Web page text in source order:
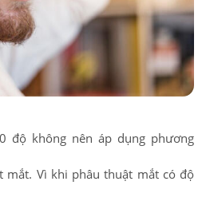
độ không nên áp dụng phương
mắt. Vì khi phâu thuật mắt có độ